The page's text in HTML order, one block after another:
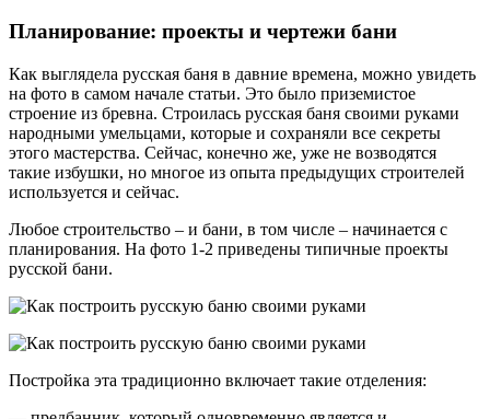
Планирование: проекты и чертежи бани
Как выглядела русская баня в давние времена, можно увидеть
на фото в самом начале статьи. Это было приземистое
строение из бревна. Строилась русская баня своими руками
народными умельцами, которые и сохраняли все секреты
этого мастерства. Сейчас, конечно же, уже не возводятся
такие избушки, но многое из опыта предыдущих строителей
используется и сейчас.
Любое строительство – и бани, в том числе – начинается с
планирования. На фото 1-2 приведены типичные проекты
русской бани.
Постройка эта традиционно включает такие отделения: